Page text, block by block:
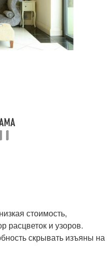
стоимость,
расцветок и узоров.
скрывать изъяны на